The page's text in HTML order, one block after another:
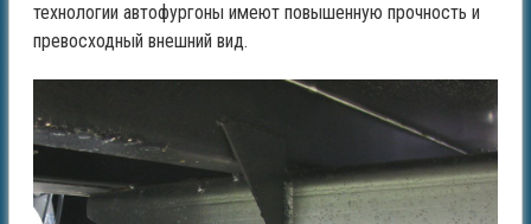
технологии автофургоны имеют повышенную прочность и
превосходный внешний вид.